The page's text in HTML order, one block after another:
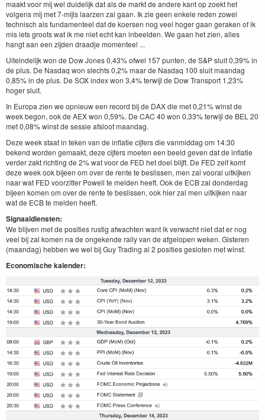
maakt voor mij wel duidelijk dat als de markt de andere kant op zoekt het
volgens mij met 7-mijls laarzen zal gaan. Ik zie geen enkele reden zowel
technisch als fundamenteel dat de koersen nog veel hoger gaan geraken of ik
mis iets groots wat ik me niet echt kan inbeelden. We gaan het zien, alles
hangt aan een zijden draadje momenteel ...
Uiteindelijk won de Dow Jones 0,43% ofwel 157 punten, de S&P sluit 0,39% in
de plus. De Nasdaq won slechts 0,2% maar de Nasdaq 100 sluit maandag
0,85% in de plus. De SOX index won 3,4% terwijl de Dow Transport 1,23%
hoger sluit.
In Europa zien we opnieuw een record bij de DAX die met 0,21% winst de
week begon, ook de AEX won 0,59%. De CAC 40 won 0,33% terwijl de BEL 20
met 0,08% winst de sessie afsloot maandag.
Deze week staat in teken van de inflatie cijfers die vanmiddag om 14:30
bekend worden gemaakt, deze cijfers moeten een beeld geven dat de inflatie
verder zakt richting de 2% wat voor de FED het doel blijft. De FED zelf komt
deze week ook bijeen om over de rente te beslissen, men zal vooral uitkijken
naar wat FED voorzitter Powell te melden heeft. Ook de ECB zal donderdag
bijeen komen om over de rente te beslissen, ook hier zal men uitkijken naar
wat de ECB te melden heeft.
Signaaldiensten:
We blijven met de posities rustig afwachten want ik verwacht niet dat er nog
veel bij zal komen na de ongekende rally van de afgelopen weken. Gisteren
(maandag) hebben we wel bij Guy Trading al 2 posities gesloten met winst.
Economische kalender: